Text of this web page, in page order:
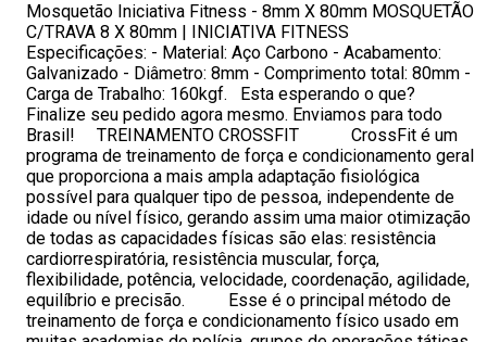
Mosquetão Iniciativa Fitness - 8mm X 80mm MOSQUETÃO
C/TRAVA 8 X 80mm | INICIATIVA FITNESS
Especificações: - Material: Aço Carbono - Acabamento:
Galvanizado - Diâmetro: 8mm - Comprimento total: 80mm -
Carga de Trabalho: 160kgf. Esta esperando o que?
Finalize seu pedido agora mesmo. Enviamos para todo
Brasil! TREINAMENTO CROSSFIT CrossFit é um
programa de treinamento de força e condicionamento geral
que proporciona a mais ampla adaptação fisiológica
possível para qualquer tipo de pessoa, independente de
idade ou nível físico, gerando assim uma maior otimização
de todas as capacidades físicas são elas: resistência
cardiorrespiratória, resistência muscular, força,
flexibilidade, potência, velocidade, coordenação, agilidade,
equilíbrio e precisão. Esse é o principal método de
treinamento de força e condicionamento físico usado em